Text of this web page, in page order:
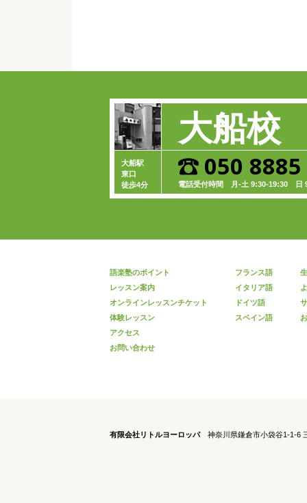
大船校
大船駅
東口
徒歩4分
050
電話受付時間 月-土 9:30-19:30 日
語楽塾のポイント
レッスン案内
オンラインレッスンチケット
体験レッスン
アクセス
お問い合わせ
フランス語
イタリア語
ドイツ語
スペイン語
有限会社リトルヨーロッパ 神奈川県鎌倉市小袋谷1-1-6